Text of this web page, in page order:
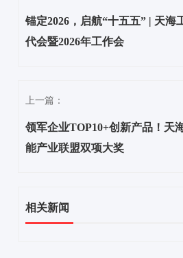
锚定2026，启航“十五五” | 天海
代会暨2026年工作会
上一篇：
领军企业TOP10+创新产品！天
能产业联盟双项大奖
相关新闻